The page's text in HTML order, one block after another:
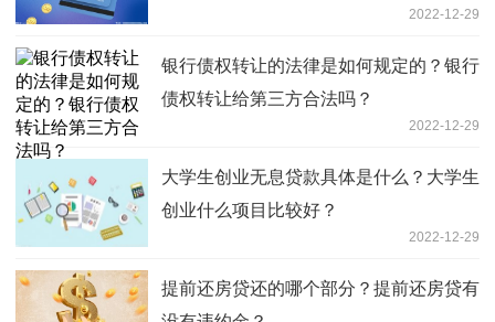
2022-12-29
银行债权转让的法律是如何规定的？银行
债权转让给第三方合法吗？
2022-12-29
大学生创业无息贷款具体是什么？大学生
创业什么项目比较好？
2022-12-29
提前还房贷还的哪个部分？提前还房贷有